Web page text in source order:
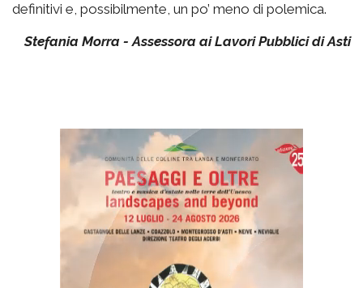
definitivi e, possibilmente, un po’ meno di polemica.
Stefania Morra - Assessora ai Lavori Pubblici di Asti